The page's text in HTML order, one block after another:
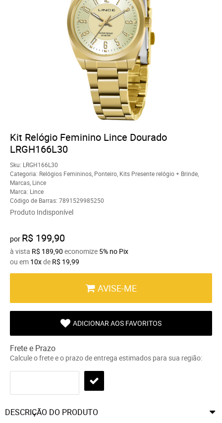
Kit Relógio Feminino Lince Dourado
LRGH166L30
Sku: LRGH166L30
Categoria: Relógios Femininos Ponteiro Kits Presente relógio + Brinde
Marcas Lince
Marca: Lince
Código de Barras: 7891529985250
Produto Indisponível
por R$ 199,90
à vista R$ 189,90 economize 5% no Pix
ou em 10xde R$ 19,99
AVISE-ME
ADICIONAR AOS FAVORITOS
Frete e Prazo
Calcule o frete e o prazo de entrega estimados para sua região:
DESCRIÇÃO DO PRODUTO